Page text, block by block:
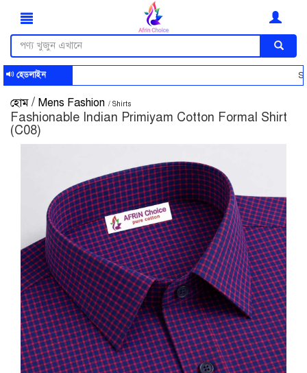
হেডলাইন Smart
হোম / Mens Fashion / Shirts
Fashionable Indian Primiyam Cotton Formal Shirt
(C08)